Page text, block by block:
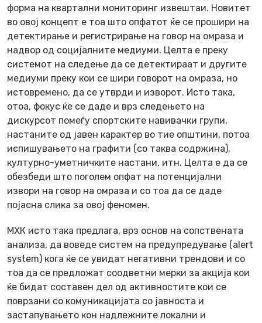
форма на квартални мониторинг извештаи. Новитет
во овој концепт е тоа што опфатот ќе се прошири на
детектирање и регистрирање на говор на омраза и
надвор од социјалните медиуми. Целта е преку
системот на следење да се детектираат и другите
медиуми преку кои се шири говорот на омраза, но
истовремено, да се утврди и изворот. Исто така,
отоа, фокус ќе се даде и врз следењето на
дискурсот помеѓу спортските навивачки групи,
настаните од јавен карактер во тие општини, потоа
испишувањето на графити (со таква содржина),
културно-уметничките настани, итн. Целта е да се
обезбеди што поголем опфат на потенцијални
извори на говор на омраза и со тоа да се даде
појасна слика за овој феномен.
МХК исто така предлага, врз основ на сопствената
анализа, да воведе систем на предупредување (alert
system) кога ќе се увидат негативни трендови и со
тоа да се предложат соодветни мерки за акција кои
ќе бидат составен дел од активностите кои се
поврзани со комуникацијата со јавноста и
застапувањето кон надлежните локални и